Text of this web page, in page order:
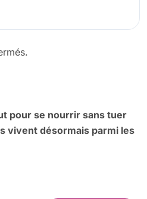
pour se nourrir sans tuer
vivent désormais parmi les